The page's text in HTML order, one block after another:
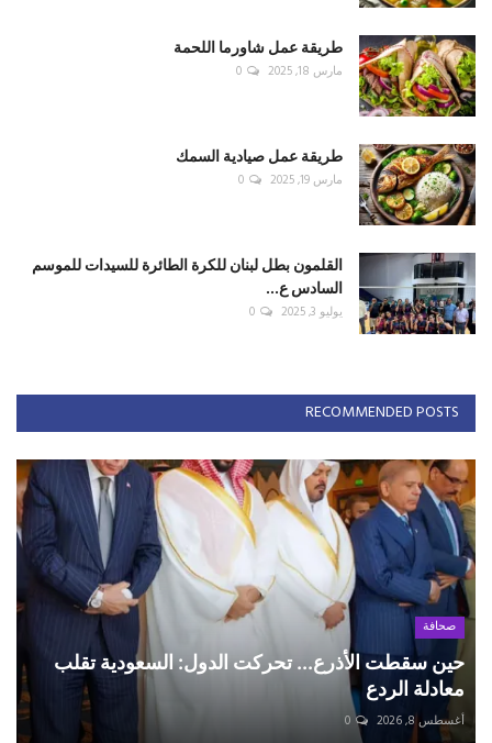
طريقة عمل شاورما اللحمة
مارس 18, 2025 0
طريقة عمل صيادية السمك
مارس 19, 2025 0
القلمون بطل لبنان للكرة الطائرة للسيدات للموسم
السادس ع...
يوليو 3, 2025 0
RECOMMENDED POSTS
صحافة
حين سقطت الأذرع... تحركت الدول: السعودية تقلب
معادلة الردع
أغسطس 8, 2026 0